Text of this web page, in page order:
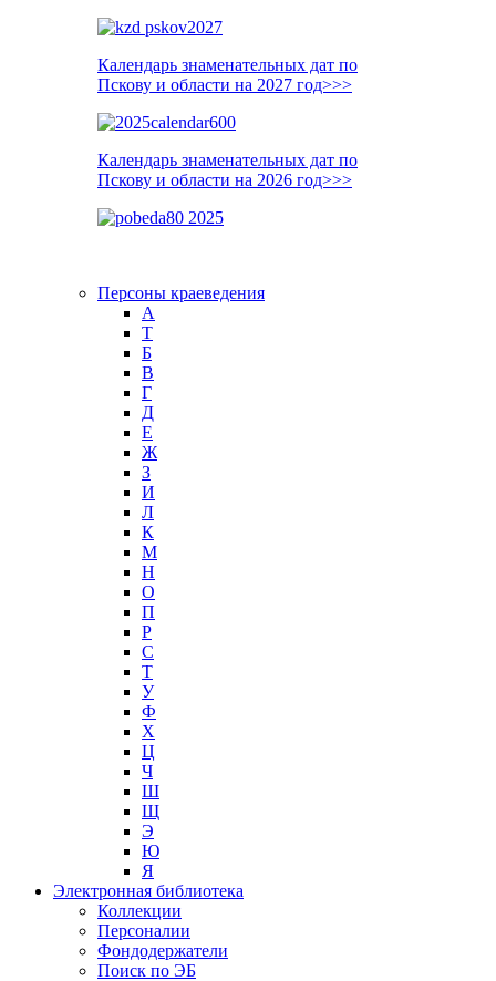
Календарь знаменательных дат по
Пскову и области на 2027 год>>>
Календарь знаменательных дат по
Пскову и области на 2026 год>>>
Персоны краеведения
А
T
Б
В
Г
Д
Е
Ж
З
И
Л
К
М
Н
О
П
Р
С
Т
У
Ф
Х
Ц
Ч
Ш
Щ
Э
Ю
Я
Электронная библиотека
Коллекции
Персоналии
Фондодержатели
Поиск по ЭБ